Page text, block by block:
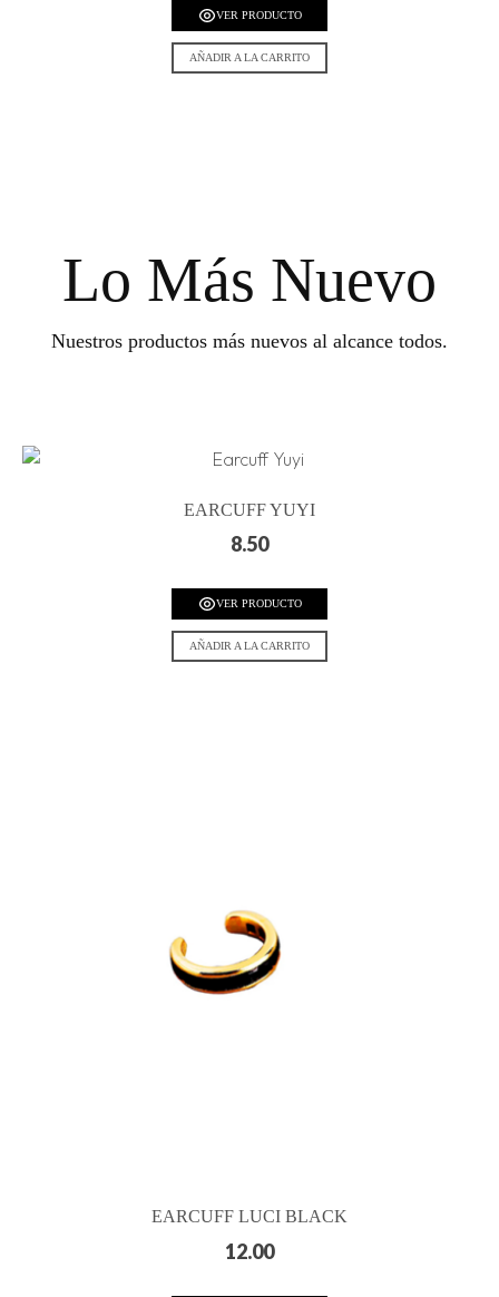
VER PRODUCTO
AÑADIR A LA CARRITO
Lo Más Nuevo
Nuestros productos más nuevos al alcance todos.
EARCUFF YUYI
8.50
VER PRODUCTO
AÑADIR A LA CARRITO
EARCUFF LUCI BLACK
12.00